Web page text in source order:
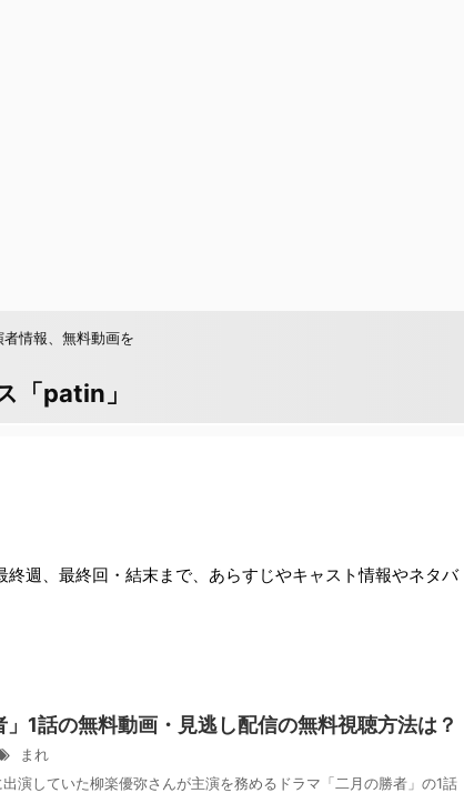
情報、無料動画を
「patin」
終週、最終回・結末まで、あらすじやキャスト情報やネタバ
」1話の無料動画・見逃し配信の無料視聴方法は？
まれ
演していた柳楽優弥さんが主演を務めるドラマ「二月の勝者」の1話